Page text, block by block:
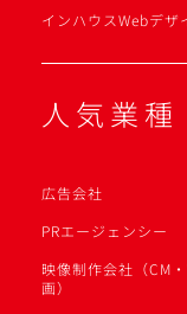
インハウスWebデザ
人気業種
広告会社
PRエージェンシー
映像制作会社（CM
画）